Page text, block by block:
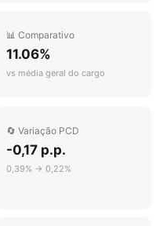
📊 Comparativo
11.06%
vs média geral do cargo
🔄 Variação PCD
-0,17 p.p.
0,39% → 0,22%